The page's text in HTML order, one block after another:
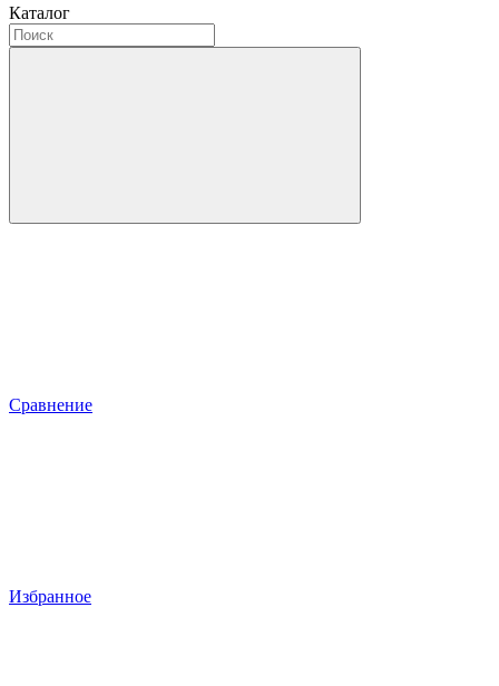
Каталог
Сравнение
Избранное